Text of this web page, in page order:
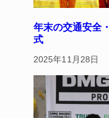
年末の交通安全
式
2025年11月28日